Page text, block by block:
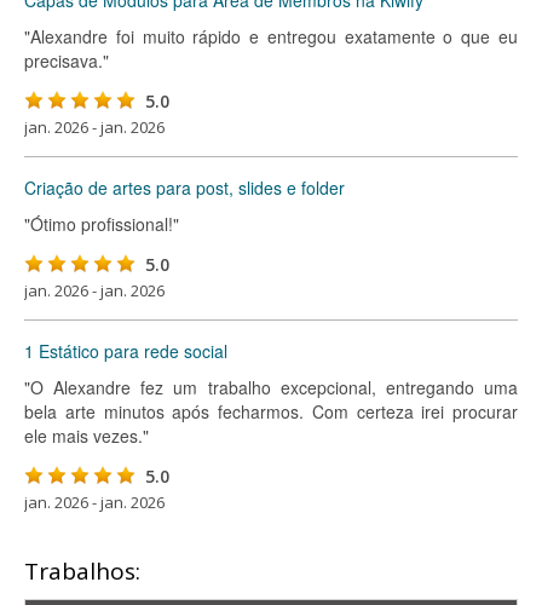
"Alexandre foi muito rápido e entregou exatamente o que eu
precisava."
5.0
jan. 2026 - jan. 2026
Criação de artes para post, slides e folder
"Ótimo profissional!"
5.0
jan. 2026 - jan. 2026
1 Estático para rede social
"O Alexandre fez um trabalho excepcional, entregando uma
bela arte minutos após fecharmos. Com certeza irei procurar
ele mais vezes."
5.0
jan. 2026 - jan. 2026
Trabalhos: